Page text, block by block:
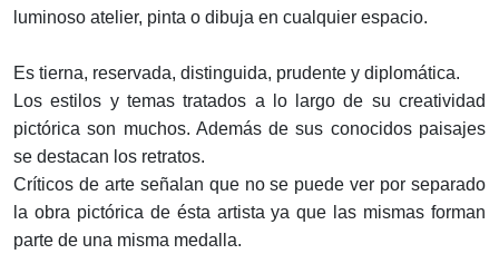
luminoso atelier, pinta o dibuja en cualquier espacio.
Es tierna, reservada, distinguida, prudente y diplomática.
Los estilos y temas tratados a lo largo de su creatividad
pictórica son muchos. Además de sus conocidos paisajes
se destacan los retratos.
Críticos de arte señalan que no se puede ver por separado
la obra pictórica de ésta artista ya que las mismas forman
parte de una misma medalla.